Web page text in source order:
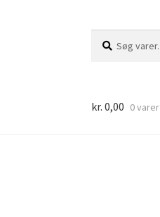
efter:
kr. 0,00 0 varer